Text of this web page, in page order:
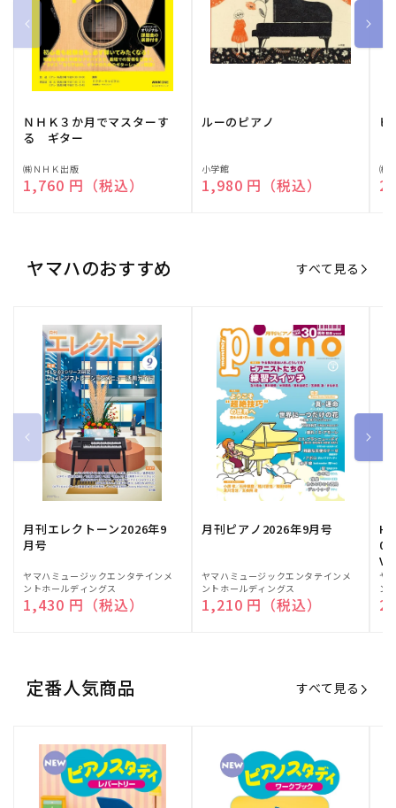
ＮＨＫ３か月でマスターす
る ギター
販
売
㈱ＮＨＫ出版
通常価格
1,760 円（税込）
ルーのピアノ
販
売
小学館
通常価格
1,980 円（税込）
ピ
販
売
㈱
ヤマハのおすすめ すべて見る
月刊エレクトーン2026年9
月号
販
売
元:
ヤマハミュージックエンタテインメ
ントホールディングス
通常価格
1,430 円（税込）
月刊ピアノ2026年9月号
販
売
元:
ヤマハミュージックエンタテインメ
ントホールディングス
通常価格
1,210 円（税込）
販
売
元:
ヤ
ン
定番人気商品 すべて見る